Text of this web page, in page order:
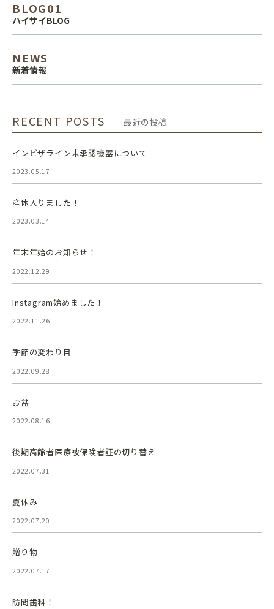
BLOG01
ハイサイBLOG
NEWS
新着情報
RECENT POSTS 最近の投稿
インビザライン未承認機器について
2023.05.17
産休入りました！
2023.03.14
年末年始のお知らせ！
2022.12.29
Instagram始めました！
2022.11.26
季節の変わり目
2022.09.28
お盆
2022.08.16
後期高齢者医療被保険者証の切り替え
2022.07.31
夏休み
2022.07.20
贈り物
2022.07.17
訪問歯科！